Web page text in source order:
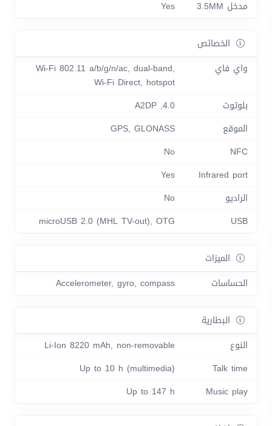
مدخل 3.5MM Yes
الخصائص
واي فاي
Wi-Fi 802.11 a/b/g/n/ac, dual-band,
Wi-Fi Direct, hotspot
بلوتوث
4.0, A2DP
الموقع
GPS, GLONASS
NFC
No
Infrared port
Yes
الراديو
No
USB
microUSB 2.0 (MHL TV-out), OTG
الميزات
الحساسات
Accelerometer, gyro, compass
البطارية
النوع
Li-Ion 8220 mAh, non-removable
Talk time
Up to 10 h (multimedia)
Music play
Up to 147 h